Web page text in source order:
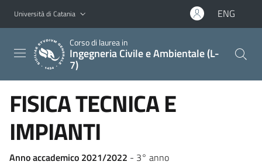
Vai al contenuto principale
Vai al menu di navigazione
Università di Catania ENG
Corso di laurea in
Ingegneria Civile e Ambientale (L-
7)
FISICA TECNICA E
IMPIANTI
Anno accademico 2021/2022 - 3° anno